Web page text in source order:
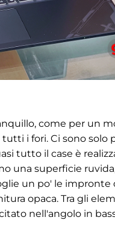
come per un
i fori. Ci sono solo
tutto il case è
una superficie
un po' le impronte
opaca. Tra gli
nell'angolo in